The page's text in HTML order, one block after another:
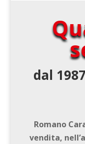
dal
Romano
vendita,